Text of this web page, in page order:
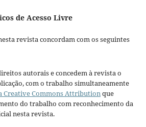
de Acesso Livre
revista concordam com os seguintes
autorais e concedem à revista o
com o trabalho simultaneamente
Creative Commons Attributionque
do trabalho com reconhecimento da
nesta revista.